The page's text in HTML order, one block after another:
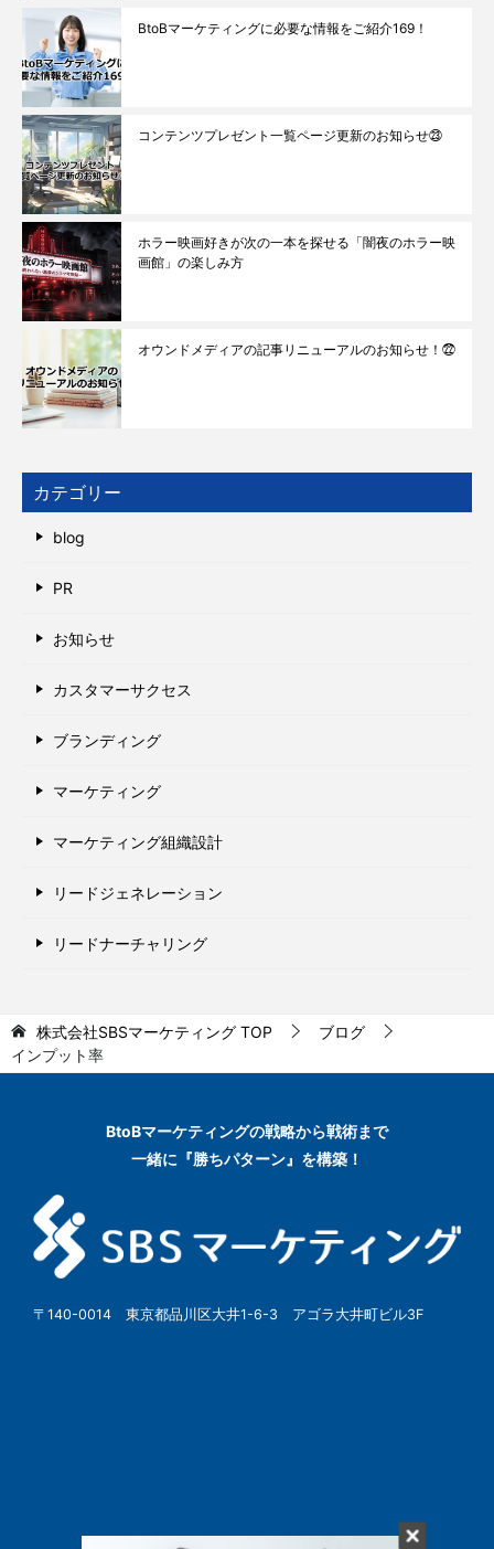
BtoBマーケティングに必要な情報をご紹介169！
コンテンツプレゼント一覧ページ更新のお知らせ㉓
ホラー映画好きが次の一本を探せる「闇夜のホラー映
画館」の楽しみ方
オウンドメディアの記事リニューアルのお知らせ！㉒
カテゴリー
blog
PR
お知らせ
カスタマーサクセス
ブランディング
マーケティング
マーケティング組織設計
リードジェネレーション
リードナーチャリング
株式会社SBSマーケティング TOP
ブログ
インプット率
BtoBマーケティングの戦略から戦術まで
一緒に『勝ちパターン』を構築！
〒140-0014 東京都品川区大井1-6-3 アゴラ大井町ビル3F